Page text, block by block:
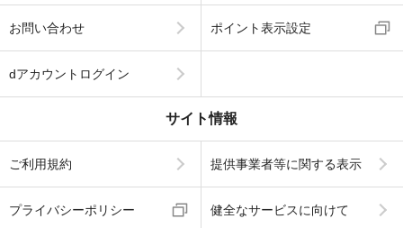
お問い合わせ ポイント表示設定
dアカウントログイン
サイト情報
ご利用規約 提供事業者等に関する表示
プライバシーポリシー 健全なサービスに向けて